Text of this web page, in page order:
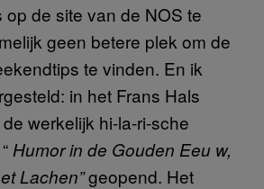
op de site van de NOS te
geen betere plek om de
te vinden. En ik
in het Frans Hals
werkelijk hi-la-ri-sche
Humor in de Gouden Eeu w,
Lachen”geopend. Het